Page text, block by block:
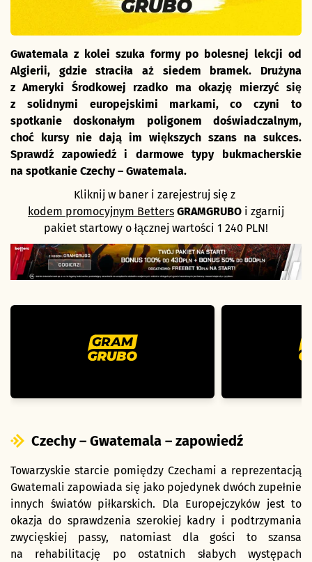
Gwatemala z kolei szuka formy po bolesnej lekcji od
Algierii, gdzie straciła aż siedem bramek. Drużyna
z Ameryki Środkowej rzadko ma okazję mierzyć się
z solidnymi europejskimi markami, co czyni to
spotkanie doskonałym poligonem doświadczalnym,
choć kursy nie dają im większych szans na sukces.
Sprawdź zapowiedź i darmowe typy bukmacherskie
na spotkanie Czechy – Gwatemala.
Kliknij w baner i zarejestruj się z
kodem promocyjnym Betters GRAMGRUBO i zgarnij
pakiet startowy o łącznej wartości 1 240 PLN!
Czechy – Gwatemala – zapowiedź
Towarzyskie starcie pomiędzy Czechami a reprezentacją
Gwatemali zapowiada się jako pojedynek dwóch zupełnie
innych światów piłkarskich. Dla Europejczyków jest to
okazja do sprawdzenia szerokiej kadry i podtrzymania
zwycięskiej passy, natomiast dla gości to szansa
na rehabilitację po ostatnich słabych występach